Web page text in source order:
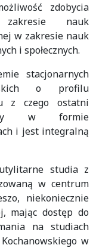
zdobycia
nauk
w zakresie nauk
i społecznych.
stacjonarnych
o profilu
z czego ostatni
w formie
i jest integralną
studia z
w centrum
niekoniecznie
mając dostęp do
na studiach
w